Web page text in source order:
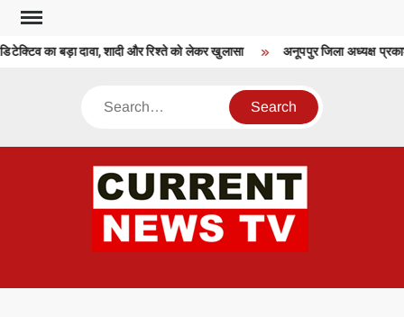
Skip
contentका बड़ा दावा, शादी और रिश्ते को लेकर खुलासा अनूपपुर जिला अध्यक्ष
Search